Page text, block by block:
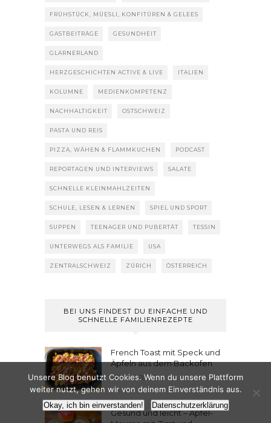
FRÜHSTÜCK, MÜESLI, KONFITÜREN & GELEES
GASTBEITRÄGE GESUNDHEIT
GLARNERLAND
HERZGESCHICHTEN ACTIVE & LIVE ITALIEN
KOLUMNE MEDIENKOMPETENZ
NACHHALTIGKEIT OSTSCHWEIZ
PASTA UND REIS
PIZZA, WÄHEN & FLAMMKUCHEN PODCAST
REPORTAGEN UND INTERVIEWS SALATE
SCHNELLE KLEINMAHLZEITEN
SCHULE, LESEN & LERNEN SPIEL UND SPORT
SUPPEN TEENAGER UND PUBERTÄT TESSIN
UNTERWEGS ALS FAMILIE USA
ZENTRALSCHWEIZ ZÜRICH ÖSTERREICH
BEI UNS FINDEST DU EINFACHE UND
SCHNELLE FAMILIENREZEPTE
French Toast mit Speck und
Äpfeln aus dem Backofen
26. Mai 2026
Gesund und leicht – Apfel-
Unsere Blog benutzt Cookies. Wenn du unsere Plattform
weiter nutzt, gehen wir von deinem Einverständnis aus.
Okay, ich bin einverstanden! Datenschutzerklärung